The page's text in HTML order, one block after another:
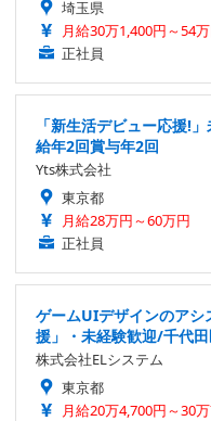
埼玉県
月給30万1,400円～54
正社員
「新生活デビュー応援!
給年2回賞与年2回
Yts株式会社
東京都
月給28万円～60万円
正社員
ゲームUIデザインのア
援」・未経験歓迎/千代
株式会社ELシステム
東京都
月給20万4,700円～30